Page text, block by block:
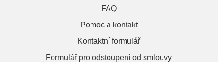
FAQ
Pomoc a kontakt
Kontaktní formulář
Formulář pro odstoupení od smlouvy